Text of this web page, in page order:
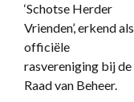
‘Schotse Herder
Vrienden’, erkend als
officiële
rasvereniging bij de
Raad van Beheer.